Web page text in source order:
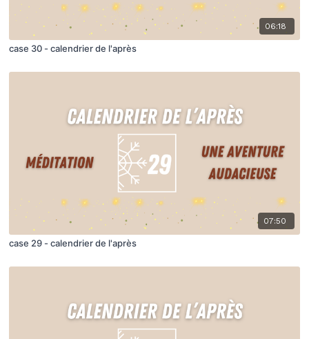
06:18
case 30 - calendrier de l'après
07:50
case 29 - calendrier de l'après